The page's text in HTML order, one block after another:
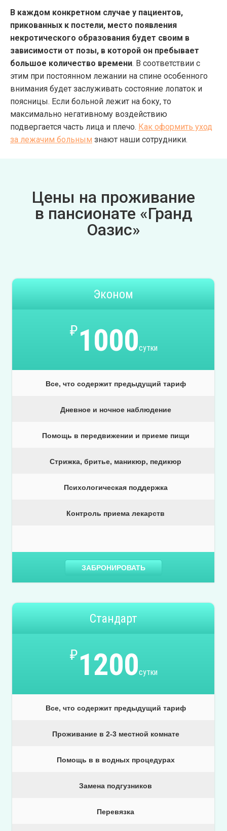
В каждом конкретном случае у пациентов,
прикованных к постели, место появления
некротического образования будет своим в
зависимости от позы, в которой он пребывает
большое количество времени. В соответствии с
этим при постоянном лежании на спине особенного
внимания будет заслуживать состояние лопаток и
поясницы. Если больной лежит на боку, то
максимально негативному воздействию
подвергается часть лица и плечо. Как оформить уход
за лежачим больным знают наши сотрудники.
Цены на проживание
в пансионате «Гранд
Оазис»
Эконом
₽1000сутки
Все, что содержит предыдущий тариф
Дневное и ночное наблюдение
Помощь в передвижении и приеме пищи
Стрижка, бритье, маникюр, педикюр
Психологическая поддержка
Контроль приема лекарств
ЗАБРОНИРОВАТЬ
Стандарт
₽1200сутки
Все, что содержит предыдущий тариф
Проживание в 2-3 местной комнате
Помощь в в водных процедурах
Замена подгузников
Перевязка